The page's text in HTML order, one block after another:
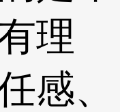
理
感、